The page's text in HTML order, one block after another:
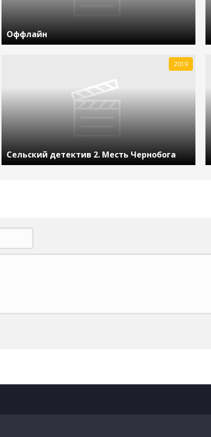
Оффлайн
Сельский детектив 2. Месть Чернобога
2019